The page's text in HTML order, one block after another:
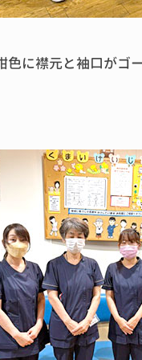
色に襟元と袖口がゴ